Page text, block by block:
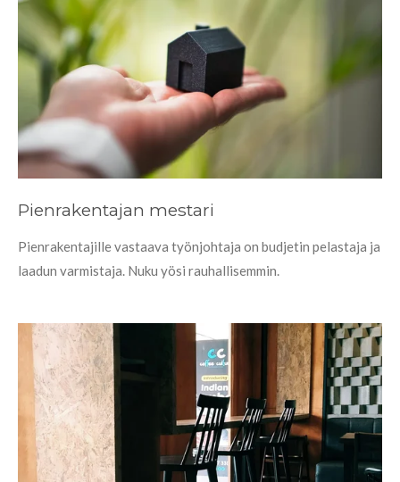
Pienrakentajan mestari
Pienrakentajille vastaava työnjohtaja on budjetin pelastaja ja
laadun varmistaja. Nuku yösi rauhallisemmin.